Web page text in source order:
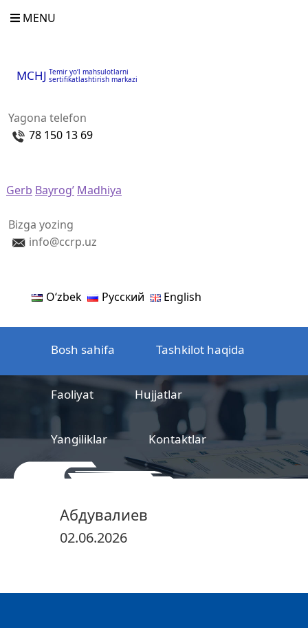
MENU
MCHJ Temir yo‘l mahsulotlarni
sertifikatlashtirish markazi
Yagona telefon
78 150 13 69
Gerb Bayrog’ Madhiya
Bizga yozing
info@ccrp.uz
Oʻzbek Русский English
Bosh sahifa Tashkilot haqida
Faoliyat Hujjatlar
Yangiliklar Kontaktlar
sertifikatlashtirish markazi
Абдувалиев
02.06.2026